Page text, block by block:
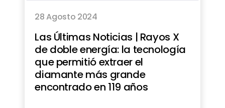
28 Agosto 2024
Las Últimas Noticias | Rayos X
de doble energía: la tecnología
que permitió extraer el
diamante más grande
encontrado en 119 años